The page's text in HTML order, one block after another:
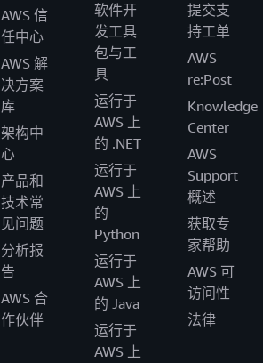
AWS 信
任中心
AWS 解
决方案
库
架构中
心
产品和
技术常
见问题
分析报
告
AWS 合
作伙伴
软件开
发工具
包与工
具
运行于
AWS 上
的 .NET
运行于
AWS 上
的
Python
运行于
AWS 上
的 Java
运行于
AWS 上
提交支
持工单
AWS
re:Post
Knowledge
Center
AWS
Support
概述
获取专
家帮助
AWS 可
访问性
法律